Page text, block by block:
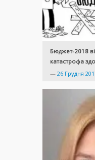
Бюджет-2018
катастрофа
— 26 Грудня